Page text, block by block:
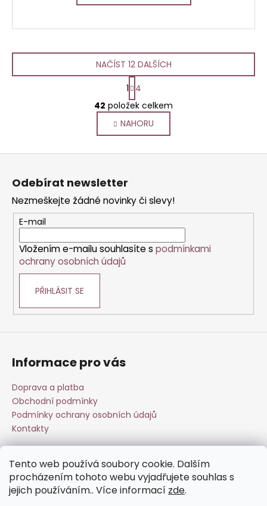
Tento web používá soubory cookie. Dalším
procházením tohoto webu vyjadřujete souhlas s
jejich používáním.. Více informací zde.
O
v
l
á
d
p
r
v
k
y
u
NAČÍST 12 DALŠÍCH
S
t
r
á
n
k
1
4
42 položek celkem
NAHORU
Z
Odebírat newsletter
Nezmeškejte žádné novinky či slevy!
E-mail
Vložením e-mailu souhlasíte s podmínkami
ochrany osobních údajů
PŘIHLÁSIT SE
Informace pro vás
Doprava a platba
Obchodní podmínky
Podmínky ochrany osobních údajů
Kontakty
Přijímáme online platby